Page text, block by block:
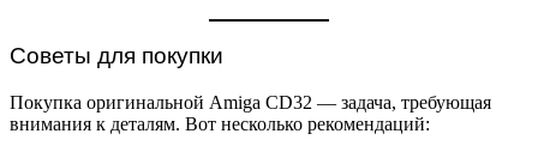
Советы для покупки
Покупка оригинальной Amiga CD32 — задача, требующая
внимания к деталям. Вот несколько рекомендаций: